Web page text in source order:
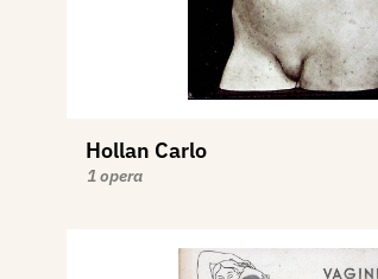
Hollan Carlo
1 opera